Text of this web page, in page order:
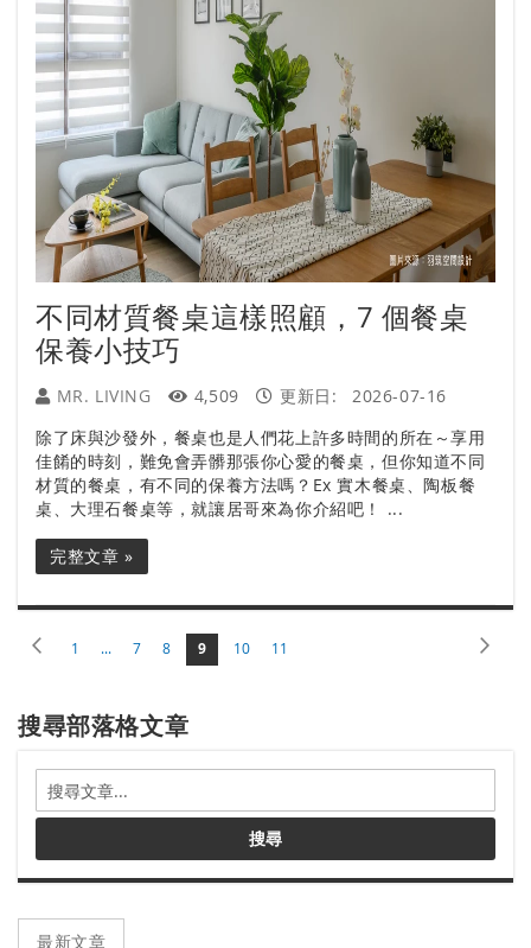
不同材質餐桌這樣照顧，7 個餐桌
保養小技巧
MR. LIVING 4,509 更新日:
2026-07-16
除了床與沙發外，餐桌也是人們花上許多時間的所在～享用
佳餚的時刻，難免會弄髒那張你心愛的餐桌，但你知道不同
材質的餐桌，有不同的保養方法嗎？Ex 實木餐桌、陶板餐
桌、大理石餐桌等，就讓居哥來為你介紹吧！ ...
完整文章 »
頁
個
頁1 ...
頁
7
頁
8
您
當
讀
9
頁
10
頁
11
搜尋部落格文章
搜
尋
部
格
章
搜尋
最新文章